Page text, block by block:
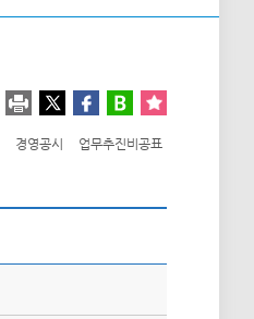
경영공시 업무추진비공표